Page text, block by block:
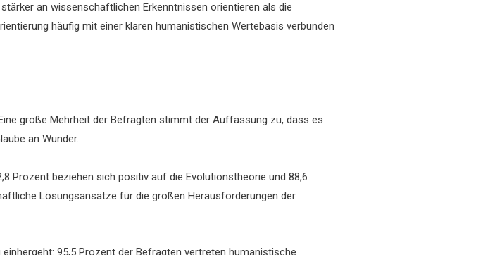
an wissenschaftlichen Erkenntnissen orientieren als die
häufig mit einer klaren humanistischen Wertebasis verbunden
große Mehrheit der Befragten stimmt der Auffassung zu, dass es
an Wunder.
Prozent beziehen sich positiv auf die Evolutionstheorie und 88,6
Lösungsansätze für die großen Herausforderungen der
95,5 Prozent der Befragten vertreten humanistische